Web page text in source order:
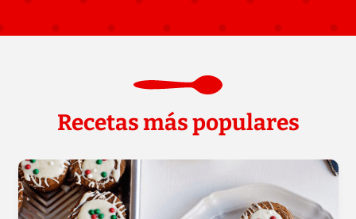
Recetas más populares